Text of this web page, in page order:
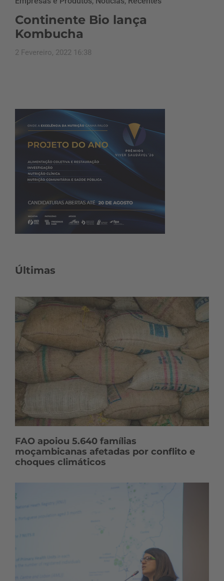
Continente Bio lança
Kombucha
2 Fevereiro, 2022 16:38
Últimas
FAO apoiou 5.640 famílias
moçambicanas afetadas por conflito e
choques climáticos